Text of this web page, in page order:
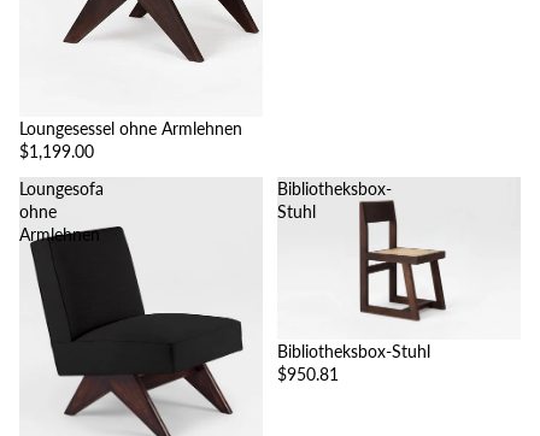
Loungesessel ohne Armlehnen
$1,199.00
Loungesofa
ohne
Armlehnen
Bibliotheksbox-
Stuhl
Bibliotheksbox-Stuhl
$950.81